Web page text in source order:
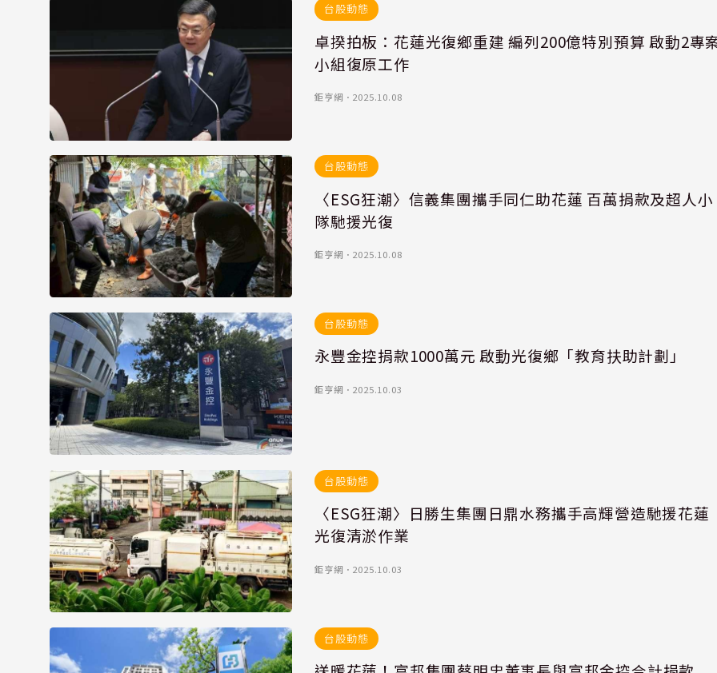
台股動態
卓揆拍板：花蓮光復鄉重建 編列200億特別預算 啟動2專
小組復原工作
鉅亨網 ． 2025.10.08
台股動態
〈ESG狂潮〉信義集團攜手同仁助花蓮 百萬捐款及超人小
隊馳援光復
鉅亨網 ． 2025.10.08
台股動態
永豐金控捐款1000萬元 啟動光復鄉「教育扶助計劃」
鉅亨網 ． 2025.10.03
台股動態
〈ESG狂潮〉日勝生集團日鼎水務攜手高輝營造馳援花蓮
光復清淤作業
鉅亨網 ． 2025.10.03
台股動態